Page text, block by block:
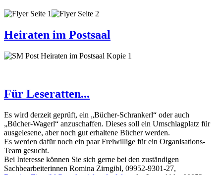
Heiraten im Postsaal
Für Leseratten...
Es wird derzeit geprüft, ein „Bücher-Schrankerl“ oder auch
„Bücher-Wagerl“ anzuschaffen. Dieses soll ein Umschlagplatz für
ausgelesene, aber noch gut erhaltene Bücher werden.
Es werden dafür noch ein paar Freiwillige für ein Organisations-
Team gesucht.
Bei Interesse können Sie sich gerne bei den zuständigen
Sachbearbeiterinnen Romina Zirngibl, 09952-9301-27,